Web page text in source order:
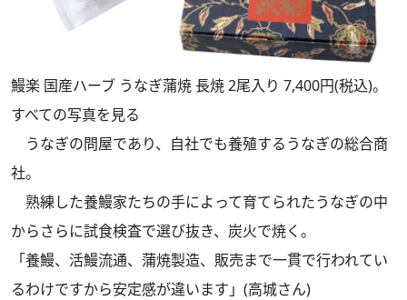
鰻楽 国産ハーブ うなぎ蒲焼 長焼 2尾入り 7,400円(税込)。
すべての写真を見る
うなぎの問屋であり、自社でも養殖するうなぎの総合商
社。
熟練した養鰻家たちの手によって育てられたうなぎの中
からさらに試食検査で選び抜き、炭火で焼く。
「養鰻、活鰻流通、蒲焼製造、販売まで一貫で行われてい
るわけですから安定感が違います」(高城さん)